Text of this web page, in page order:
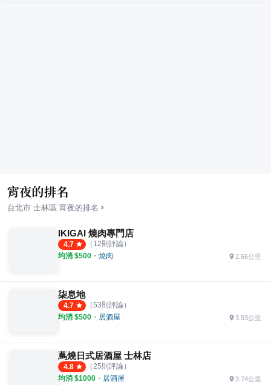
宵夜的排名
台北市 士林區 宵夜的排名 ›
IKIGAI 燒肉專門店
4.7 （ 12則評論）
均消 $500 ・ 燒肉 2.66公里
柒息地
4.7 （53則評論）
均消 $500 ・ 居酒屋 3.93公里
蔦燒日式居酒屋 士林店
4.8 （25則評論）
均消 $1000 ・ 居酒屋 3.74公里